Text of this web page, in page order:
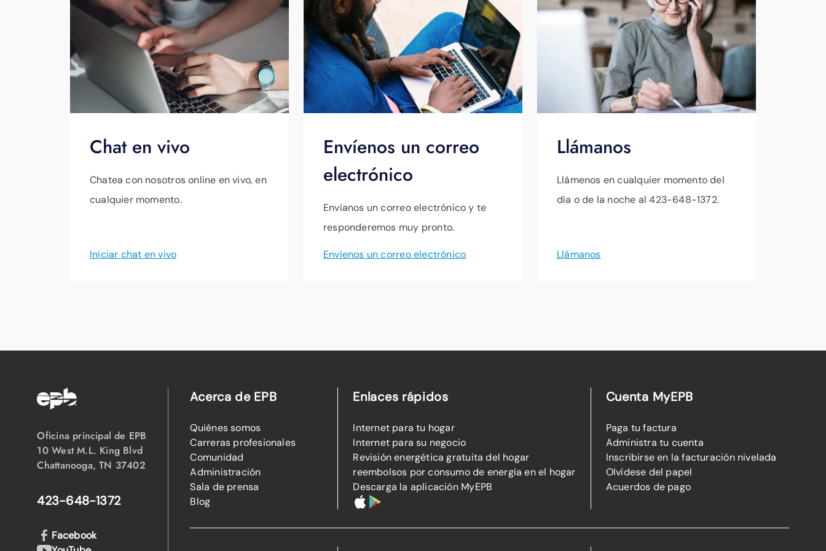
Chat en vivo
Chatea con nosotros online en vivo, en
cualquier momento.
Iniciar chat en vivo
Envíenos un correo
electrónico
Envíanos un correo electrónico y te
responderemos muy pronto.
Envíenos un correo electrónico
Llámanos
Llámenos en cualquier momento del
día o de la noche al 423-648-1372.
Llámanos
Oficina principal de EPB
10 West M.L. King Blvd
Chattanooga, TN 37402
423-648-1372
Acerca de EPB
Quiénes somos
Carreras profesionales
Comunidad
Administración
Sala de prensa
Blog
Enlaces rápidos
Internet para tu hogar
Internet para su negocio
Revisión energética gratuita del hogar
reembolsos por consumo de energía en el hogar
Descarga la aplicación MyEPB
Cuenta MyEPB
Paga tu factura
Administra tu cuenta
Inscribirse en la facturación nivelada
Olvídese del papel
Acuerdos de pago
Facebook